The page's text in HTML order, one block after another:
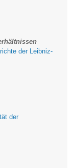
der Leibniz-
der